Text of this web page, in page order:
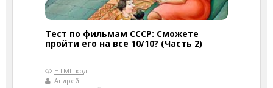
Тест по фильмам СССР: Сможете
пройти его на все 10/10? (Часть 2)
HTML-код
Андрей